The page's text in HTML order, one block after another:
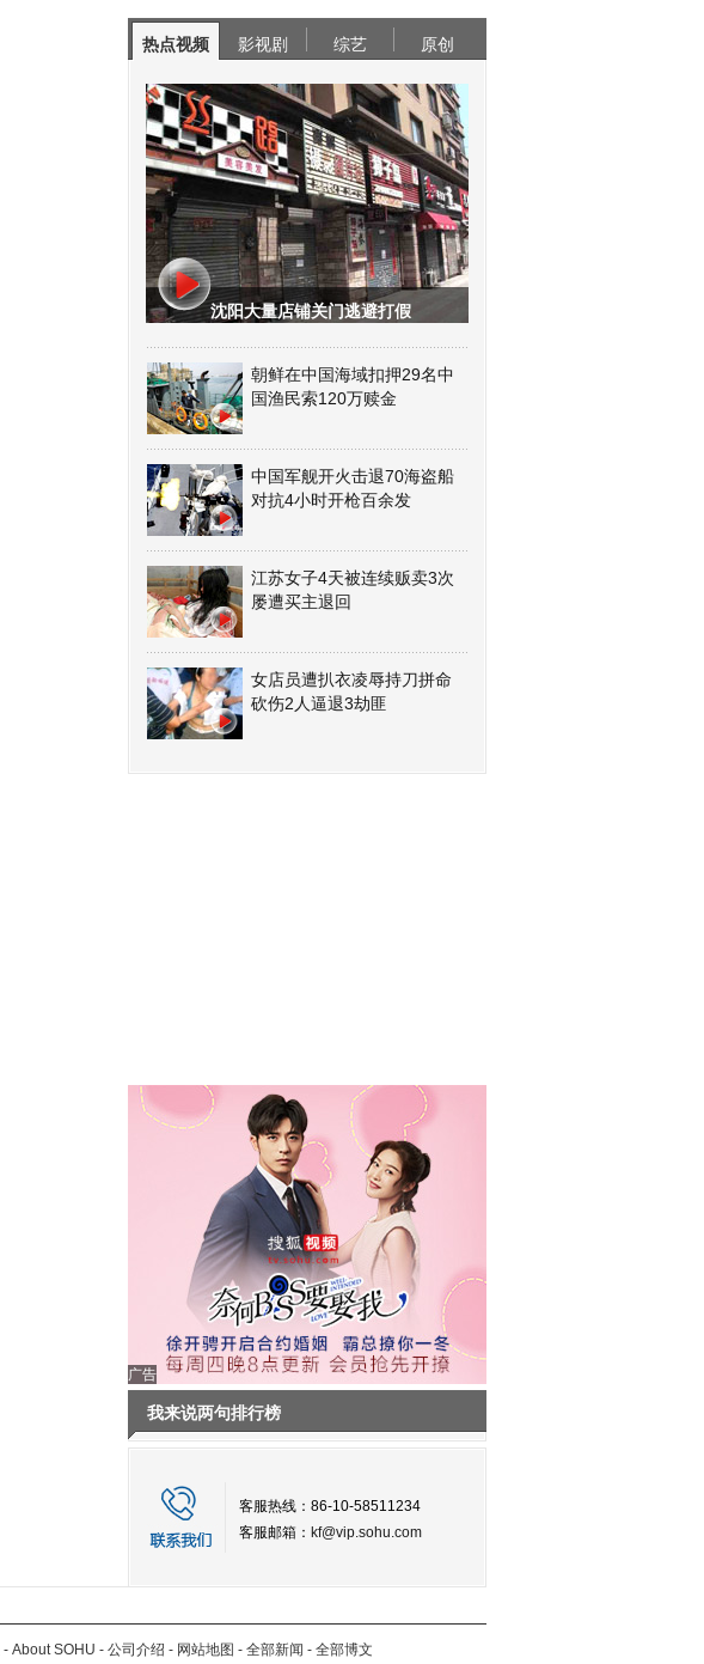
热点视频 影视剧 综艺 原创
沈阳大量店铺关门逃避打假
朝鲜在中国海域扣押29名中
国渔民索120万赎金
中国军舰开火击退70海盗船
对抗4小时开枪百余发
江苏女子4天被连续贩卖3次
屡遭买主退回
女店员遭扒衣凌辱持刀拼命
砍伤2人逼退3劫匪
广告
我来说两句排行榜
客服热线：86-10-58511234
客服邮箱： kf@vip.sohu.com
- About SOHU - 公司介绍 - 网站地图 - 全部新闻 - 全部博文